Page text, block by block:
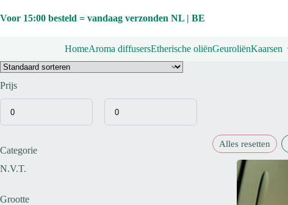
naar
Voor 15:00 besteld = vandaag verzonden NL | BE
HomeAroma diffusersEtherische oliënGeuroliënKaarsen
Alles resetten
Prijs
Categorie
N.V.T.
Grootte